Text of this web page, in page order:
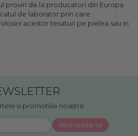
provin de la producatori din Europa
de laborator prin care
acestor tesaturi pe pielea sau in
si promotiile noastre